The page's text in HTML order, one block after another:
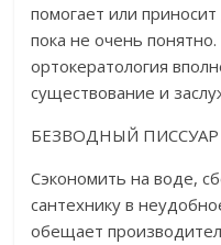
помогает или
пока не очень
ортокератология
существование и
БЕЗВОДНЫЙ ПИССУАР
Сэкономить на воде,
сантехнику в
обещает